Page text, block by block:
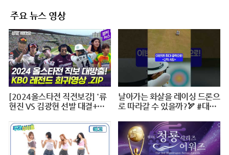
주요 뉴스 영상
[2024올스타전 직전보강] '류
현진 VS 김광현 선발 대결+이
날아가는 화살을 레이싱 드론으
로 따라갈 수 있을까?🏹 #대작
궁 #다큐 #shorts #240724저
녁7시40분 #KBS1TV